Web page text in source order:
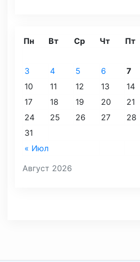
Август 2026
Пн Вт Ср Чт Пт
« Июл
3
4 5 6 7
10
11 12 13 14
17
18 19 20 21
24
25 26 27 28
31